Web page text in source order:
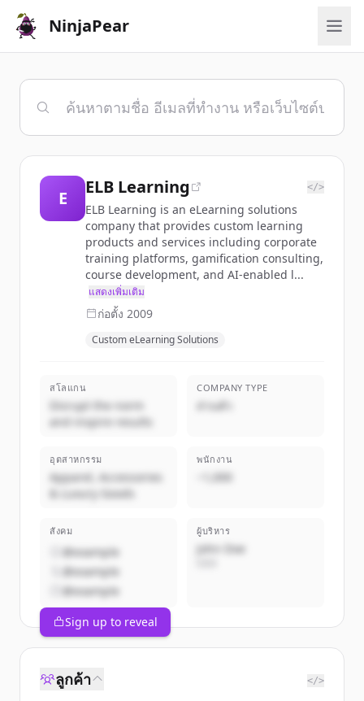
NinjaPear
E
ELB Learning </>
ELB Learning is an eLearning solutions
company that provides custom learning
products and services including corporate
training platforms, gamification consulting,
course development, and AI-enabled l...
แสดงเพิ่มเติม
ก่อตั้ง 2009
Custom eLearning Solutions
สโลแกน
Disrupt the norm
and inspire results
COMPANY TYPE
ส่วนตัว
อุตสาหกรรม
Apparel, Accessories
& Luxury Goods
พนักงาน
~1,000
สังคม
@example
@example
@example
ผู้บริหาร
John Doe
Sign up to reveal
ลูกค้า </>